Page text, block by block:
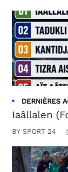
DERNIÈRES
Iaâllalen
BY SPORT 24